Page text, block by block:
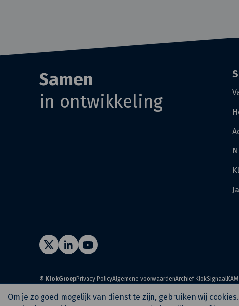
Samen
in ontwikkeling
© KlokGroepPrivacy PolicyAlgemene voorwaardenArchief KlokSignaal
Om je zo goed mogelijk van dienst te zijn, gebruiken wij